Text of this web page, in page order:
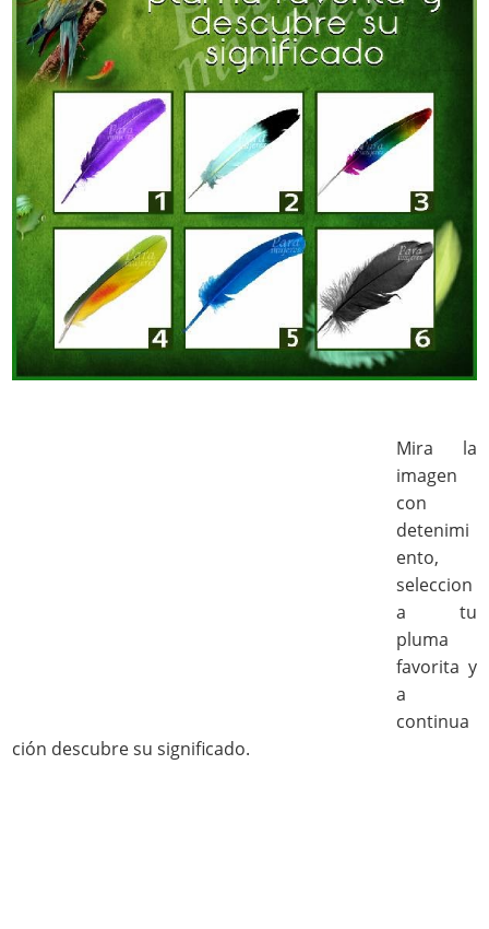
Mira la
imagen
con
detenimi
ento,
seleccion
a tu
pluma
favorita y
a
continua
ción descubre su significado.